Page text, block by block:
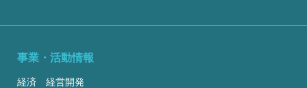
事業・活動情報
経済 経営開発